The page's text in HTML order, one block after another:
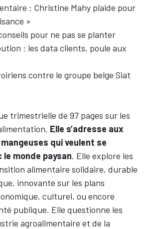
: Christine Mahy plaide pour
»
pour ne pas se planter
: les data clients, poule aux
contre le groupe belge Siat
trimestrielle de 97 pages sur les
Elle s’adresse aux
qui veulent se
monde paysan. Elle explore les
alimentaire solidaire, durable
innovante sur les plans
culturel, ou encore
publique. Elle questionne les
agroalimentaire et de la